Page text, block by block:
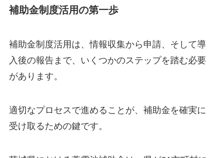
補助金制度活用の第一歩
補助金制度活用は、情報収集から申請、そして導
入後の報告まで、いくつかのステップを踏む必要
があります。
適切なプロセスで進めることが、補助金を確実に
受け取るための鍵です。